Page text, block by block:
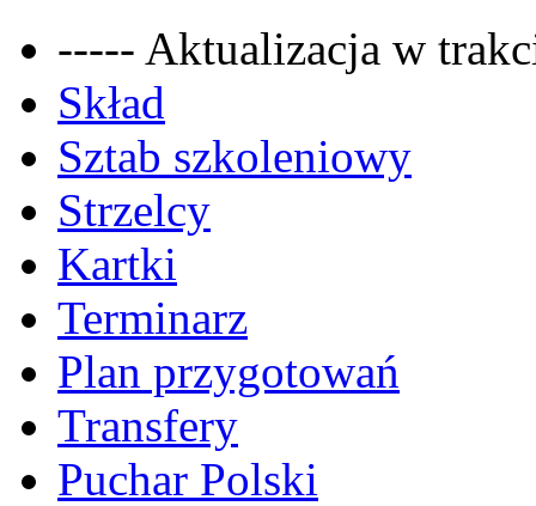
----- Aktualizacja w
Skład
Sztab szkoleniowy
Strzelcy
Kartki
Terminarz
Plan przygotowań
Transfery
Puchar Polski